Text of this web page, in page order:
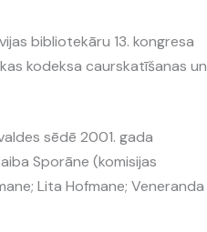
bibliotekāru 13. kongresa
kodeksa caurskatīšanas un
sēdē 2001. gada
Sporāne (komisijas
Lita Hofmane; Veneranda